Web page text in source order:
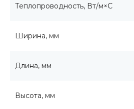
Теплопроводность, Вт/м×С
Ширина, мм
Длина, мм
Высота, мм